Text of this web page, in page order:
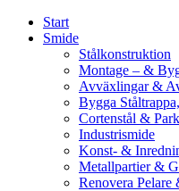
Start
Smide
Stålkonstruktion
Montage – &
Avväxlingar &
Bygga
Cortenstål &
Industrismide
Konst- &
Metallpartier &
Renovera Pelare